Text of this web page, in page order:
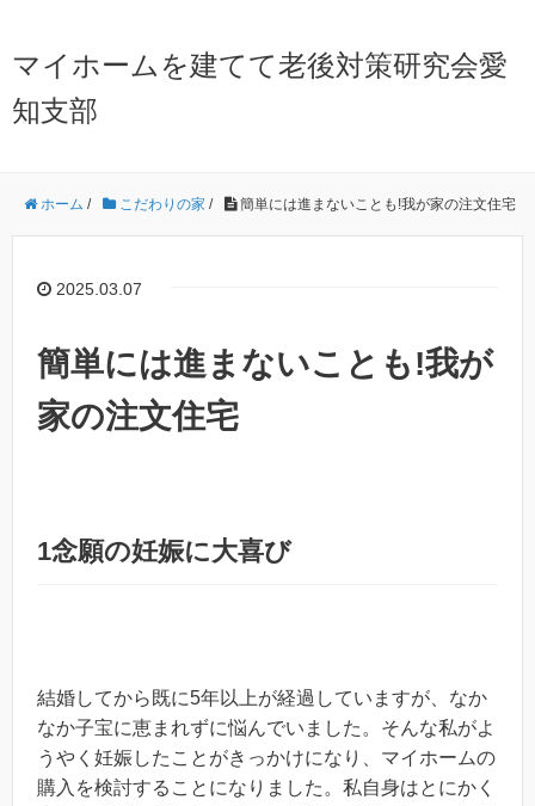
マイホームを建てて老後対策研究会愛
知支部
ホーム / こだわりの家 / 簡単には進まないことも!我が家の注文住宅
2025.03.07
簡単には進まないことも!我が
家の注文住宅
1念願の妊娠に大喜び
結婚してから既に5年以上が経過していますが、なか
なか子宝に恵まれずに悩んでいました。そんな私がよ
うやく妊娠したことがきっかけになり、マイホームの
購入を検討することになりました。私自身はとにかく